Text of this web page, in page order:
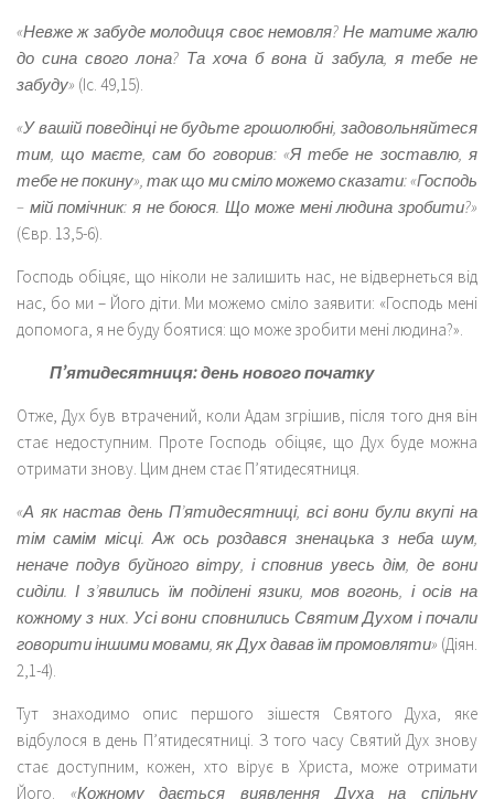
«Невже ж забуде молодиця своє немовля? Не матиме жалю
до сина свого лона? Та хоча б вона й забула, я тебе не
забуду» (Іс. 49,15).
«У вашій поведінці не будьте грошолюбні, задовольняйтеся
тим, що маєте, сам бо говорив: «Я тебе не зоставлю, я
тебе не покину», так що ми сміло можемо сказати: «Господь
– мій помічник: я не боюся. Що може мені людина зробити?»
(Євр. 13,5-6).
Господь обіцяє, що ніколи не залишить нас, не відвернеться від
нас, бо ми – Його діти. Ми можемо сміло заявити: «Господь мені
допомога, я не буду боятися: що може зробити мені людина?».
П’ятидесятниця: день нового початку
Отже, Дух був втрачений, коли Адам згрішив, після того дня він
стає недоступним. Проте Господь обіцяє, що Дух буде можна
отримати знову. Цим днем стає П’ятидесятниця.
«А як настав день П’ятидесятниці, всі вони були вкупі на
тім самім місці. Аж ось роздався зненацька з неба шум,
неначе подув буйного вітру, і сповнив увесь дім, де вони
сиділи. І з’явились їм поділені язики, мов вогонь, і осів на
кожному з них. Усі вони сповнились Святим Духом і почали
говорити іншими мовами, як Дух давав їм промовляти» (Діян.
2,1-4).
Тут знаходимо опис першого зішестя Святого Духа, яке
відбулося в день П’ятидесятниці. З того часу Святий Дух знову
стає доступним, кожен, хто вірує в Христа, може отримати
Його. «Кожному дається виявлення Духа на спільну